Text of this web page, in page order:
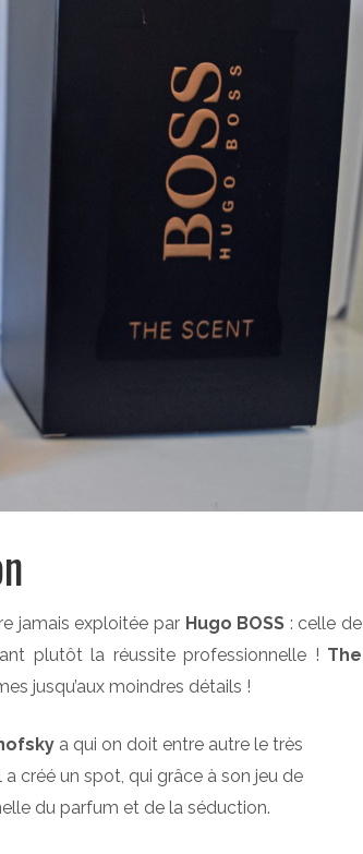
jamais exploitée par Hugo BOSS : celle de
plutôt la réussite professionnelle ! The
jusqu’aux moindres détails !
a qui on doit entre autre le très
a créé un spot, qui grâce à son jeu de
du parfum et de la séduction.